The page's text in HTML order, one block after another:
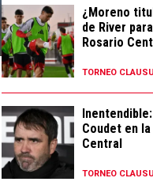
¿Moreno
de River
Rosario
TORNEO
Coudet en
Central
TORNEO